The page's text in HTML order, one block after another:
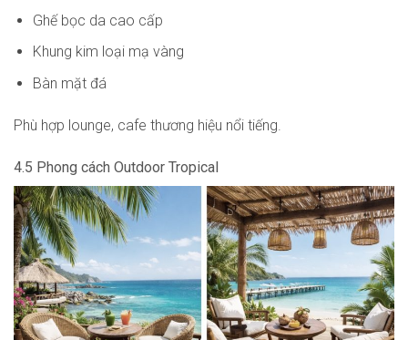
Ghế bọc da cao cấp
Khung kim loại mạ vàng
Bàn mặt đá
Phù hợp lounge, cafe thương hiệu nổi tiếng.
4.5 Phong cách Outdoor Tropical